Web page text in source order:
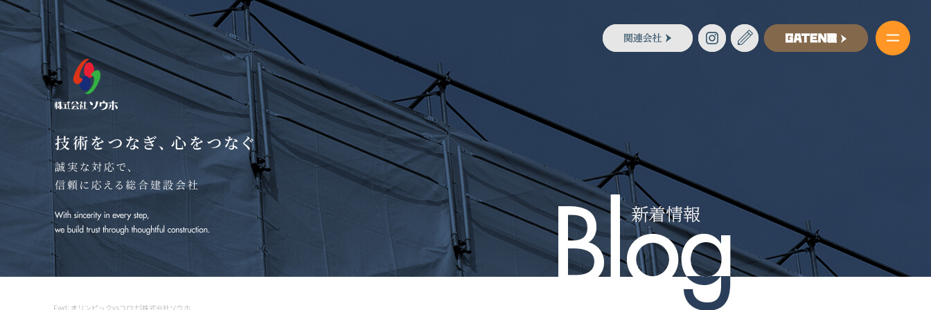
Fwd: オリンピックvsコロナ|株式会社ソウホ